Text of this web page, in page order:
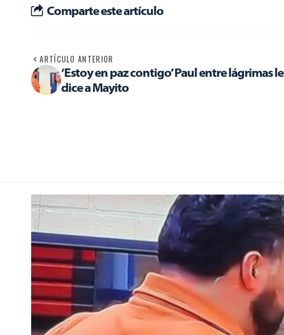
Comparte este artículo
ARTÍCULO ANTERIOR
‘Estoy en paz contigo’ Paul entre lágrimas le
dice a Mayito